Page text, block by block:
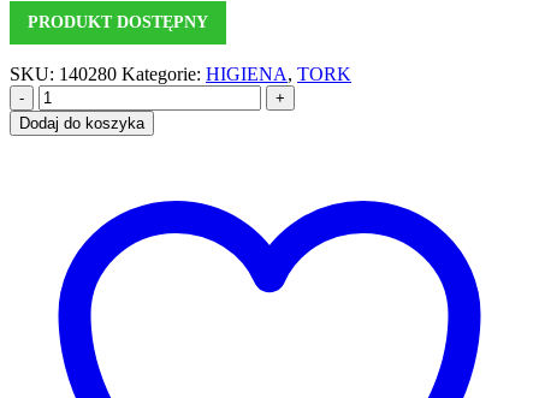
PRODUKT DOSTĘPNY
SKU: 140280 Kategorie: HIGIENA, TORK
-
+
Dodaj do koszyka